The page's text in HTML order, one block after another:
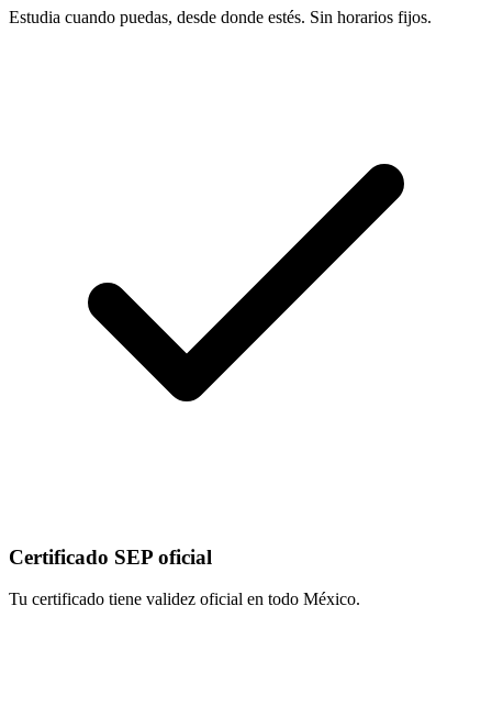
Estudia cuando puedas, desde donde estés. Sin horarios fijos.
Certificado SEP oficial
Tu certificado tiene validez oficial en todo México.